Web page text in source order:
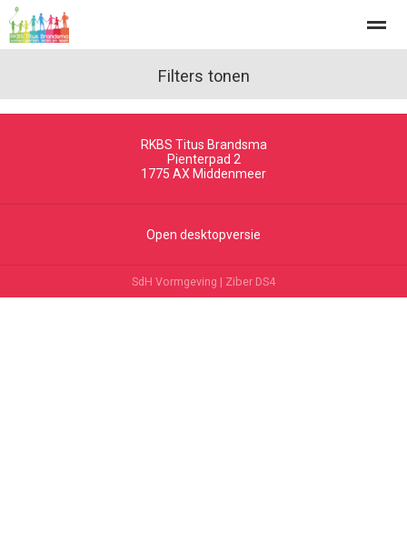
Zoeken Nieuws
Filters tonen
RKBS Titus Brandsma
Pienterpad 2
1775 AX Middenmeer
Open desktopversie
SdH Vormgeving | Ziber DS4